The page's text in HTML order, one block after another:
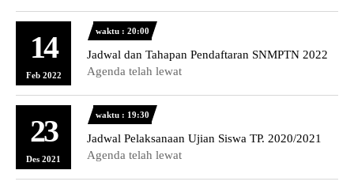
14
Feb 2022
waktu : 20:00
Jadwal dan Tahapan Pendaftaran SNMPTN 2022
Agenda telah lewat
23
Des 2021
waktu : 19:30
Jadwal Pelaksanaan Ujian Siswa TP. 2020/2021
Agenda telah lewat